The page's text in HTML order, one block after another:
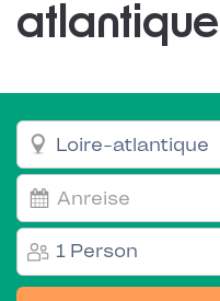
atlantique
1 Person